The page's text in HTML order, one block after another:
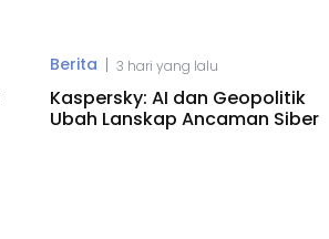
Berita | 3 hari yang lalu
Kaspersky: AI dan Geopolitik
Ubah Lanskap Ancaman Siber